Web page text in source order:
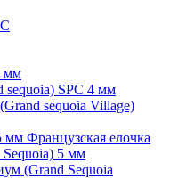
мм
SPC 4 мм
sequoia Village)
Французская елочка
5 мм
(Grand Sequoia